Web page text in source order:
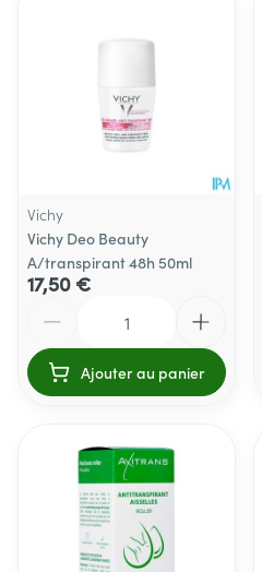
Vichy
Vichy Deo Beauty
A/transpirant 48h 50ml
17,50 €
Ajouter au panier